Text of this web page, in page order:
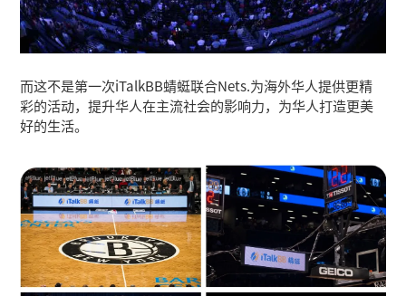
而这不是第一次iTalkBB蜻蜓联合Nets.为海外华人提供更精
彩的活动，提升华人在主流社会的影响力，为华人打造更美
好的生活。